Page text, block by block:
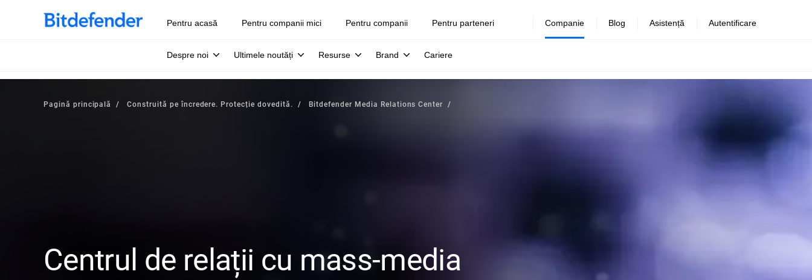
Pentru acasă Pentru companii mici Pentru companii Pentru parteneri Companie
Despre noi Ultimele noutăți Resurse Brand Cariere
Blog Asistență Autentificare
Pagină principală Construită pe încredere. Protecție dovedită. Bitdefender Media Relations Center
Centrul de relații cu mass-media